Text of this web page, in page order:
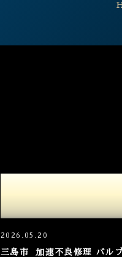
2026.05.20
三島市 加速不良修理 バル